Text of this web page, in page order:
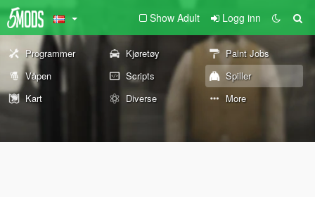
Show Adult Logg inn
Programmer Kjøretøy
Paint Jobs
Våpen
Scripts
Spiller
Kart
Diverse More